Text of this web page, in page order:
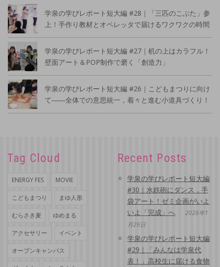
学泉の学びレポート短大編 #28｜「三匹のこぶた」参
上！手作り教材とオペレッタで届けるワクワクの時間
学泉の学びレポート短大編 #27｜机の上はカラフル！
壁面アート＆POP制作で磨く「創造力」
学泉の学びレポート短大編 #26｜こどもまつりに向け
て――全体での意思統一，着々と進む小道具づくり！
Tag Cloud
ENERGY FES MOVIE
こどもまつり まゆ人形
むらさき麦 ゆめまる
アクセサリー イベント
オープンキャンパス
Recent Posts
学泉の学びレポート短大編
#30｜水鉄砲にダンス，手
袋アート！ゼミ企画がいよ
いよ「完成」へ
2026年1
月29日
学泉の学びレポート短大編
#29｜「みんなは学泉代
表！」高校生に届ける食物